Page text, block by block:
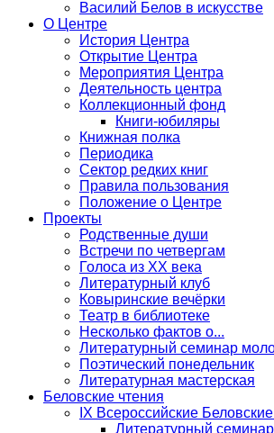
Василий Белов в искусстве
О Центре
История Центра
Открытие Центра
Мероприятия Центра
Деятельность центра
Коллекционный фонд
Книги-юбиляры
Книжная полка
Периодика
Сектор редких книг
Правила пользования
Положение о Центре
Проекты
Родственные души
Встречи по четвергам
Голоса из ХХ века
Литературный клуб
Ковыринские вечёрки
Театр в библиотеке
Несколько фактов о...
Литературный семинар
Поэтический понедельник
Литературная мастерская
Беловские чтения
IX Всероссийские
Литературный